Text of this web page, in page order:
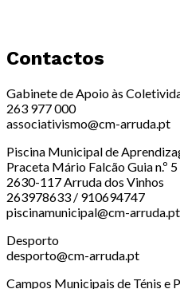
Contactos
Gabinete de Apoio às
263 977 000
associativismo@cm-arruda.pt
Piscina Municipal de
Praceta Mário Falcão Guia n.º 5
2630-117 Arruda dos Vinhos
263978633 / 910694747
piscinamunicipal@cm-arruda.pt
Desporto
desporto@cm-arruda.pt
Campos Municipais de Ténis e